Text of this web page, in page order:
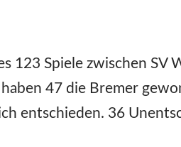
123 Spiele zwischen SV
47 die Bremer
entschieden. 36